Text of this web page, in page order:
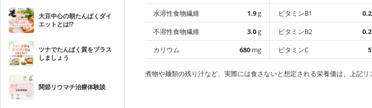
大豆中心の朝たんぱくダイ
エットとは!?
ツナでたんぱく質をプラス
しましょう
関節リウマチ治療体験談
水溶性食物繊維
1.9g
不溶性食物繊維
3.0g
カリウム
680 mg
ビタミンB1
ビタミンB2
ビタミンC
煮物や麺類の残り汁など、実際には食さないと想定される栄養価は、上記リ